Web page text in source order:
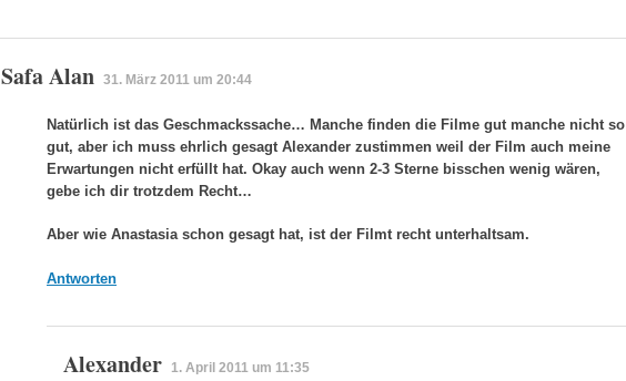
Safa Alan 31. März 2011 um 20:44
Natürlich ist das Geschmackssache… Manche finden die Filme gut manche nicht so
gut, aber ich muss ehrlich gesagt Alexander zustimmen weil der Film auch meine
Erwartungen nicht erfüllt hat. Okay auch wenn 2-3 Sterne bisschen wenig wären,
gebe ich dir trotzdem Recht…
Aber wie Anastasia schon gesagt hat, ist der Filmt recht unterhaltsam.
Antworten
Alexander 1. April 2011 um 11:35